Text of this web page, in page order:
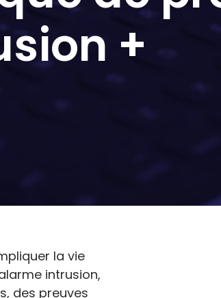
+
la vie
intrusion,
des preuves